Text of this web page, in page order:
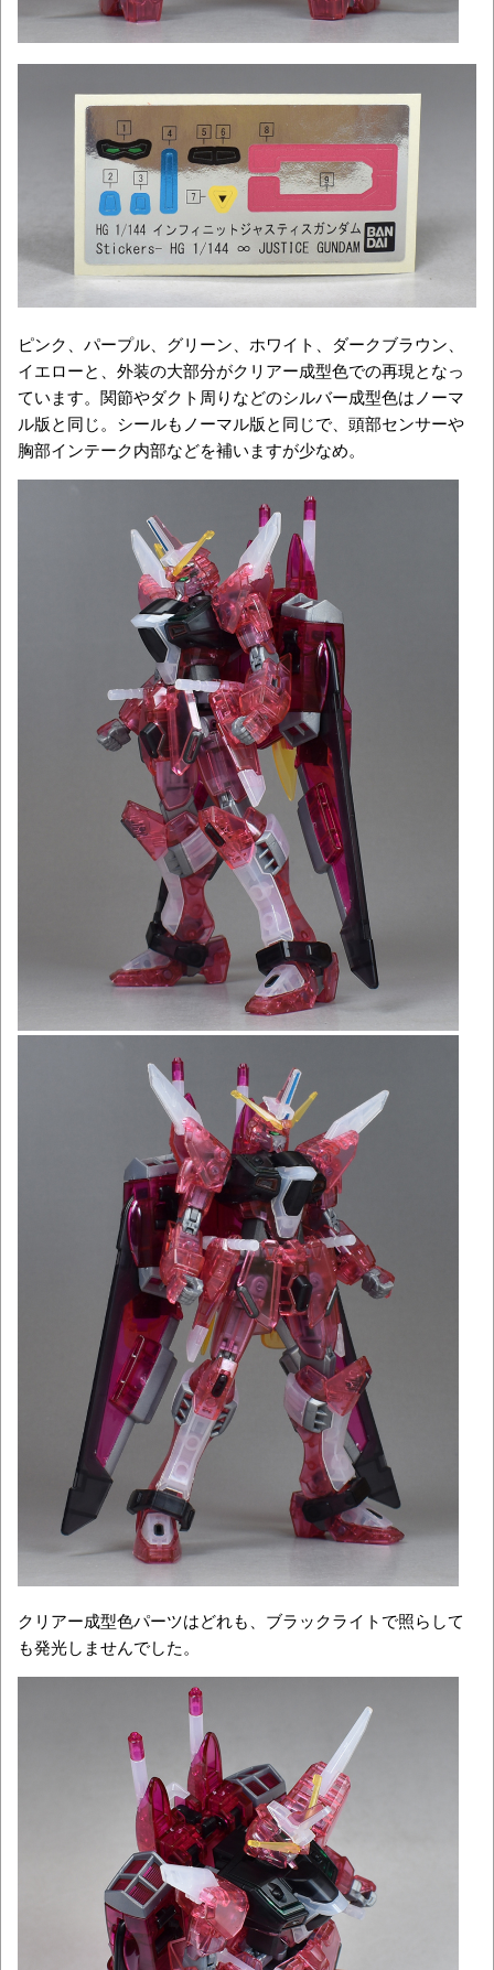
ピンク、パープル、グリーン、ホワイト、ダークブラウン、
イエローと、外装の大部分がクリアー成型色での再現となっ
ています。関節やダクト周りなどのシルバー成型色はノーマ
ル版と同じ。シールもノーマル版と同じで、頭部センサーや
胸部インテーク内部などを補いますが少なめ。
クリアー成型色パーツはどれも、ブラックライトで照らして
も発光しませんでした。